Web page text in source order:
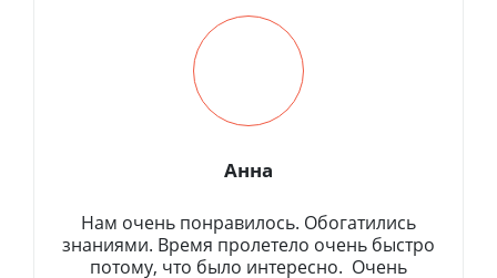
Анна
Нам очень понравилось. Обогатились
знаниями. Время пролетело очень быстро
потому, что было интересно. Очень